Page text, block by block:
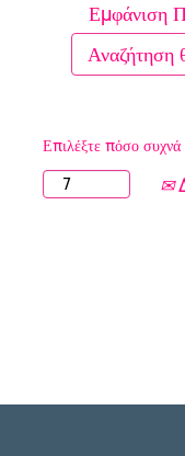
Εμφάνιση
Επιλέξτε πόσο συχνά